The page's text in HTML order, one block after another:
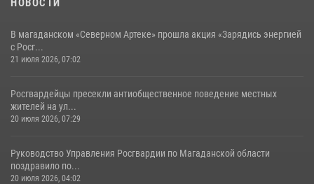
НОВОСТИ
В магаданском «Северном Артеке» прошла акция «Зарядись энергией
с Росг...
21 июля 2026, 07:02
Росгвардейцы пресекли антиобщественное поведение местных
жителей на ул...
20 июля 2026, 07:29
Руководство Управления Росгвардии по Магаданской области
поздравило по...
20 июля 2026, 04:02